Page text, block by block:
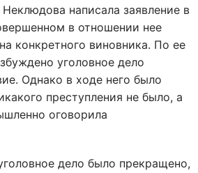
написала заявление в
в отношении нее
конкретного виновника. По ее
уголовное дело
Однако в ходе него было
преступления не было, а
оговорила
дело было прекращено,